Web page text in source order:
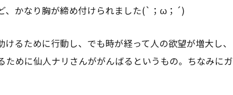
、かなり胸が締め付けられました(`；ω；´)
るために行動し、でも時が経って人の欲望が増大し、
ために仙人ナリさんががんばるというもの。ちなみにガ